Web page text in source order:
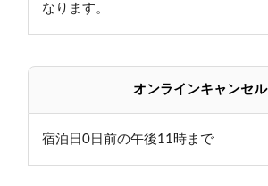
なります。
オンラインキャンセル
宿泊日0日前の午後11時まで